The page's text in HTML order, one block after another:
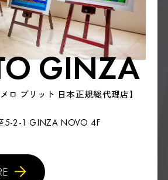
GINZA
ロ ブリット 日本正規総代理店】
2-1 GINZA NOVO 4F